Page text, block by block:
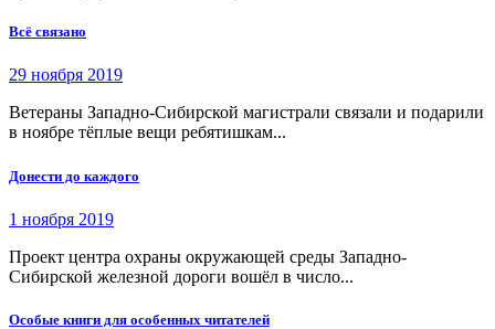
Всё связано
29 ноября 2019
Ветераны Западно-Сибирской магистрали связали и подарили
в ноябре тёплые вещи ребятишкам...
Донести до каждого
1 ноября 2019
Проект центра охраны окружающей среды Западно-
Сибирской железной дороги вошёл в число...
Особые книги для особенных читателей